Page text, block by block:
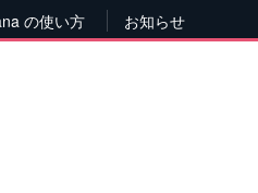
の使い方 お知らせ